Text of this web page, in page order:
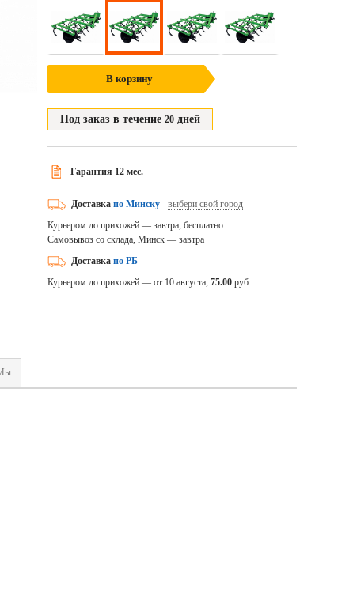
В корзину
Под заказ в течение 20дней
Гарантия 12 мес.
Доставка по Минску- выбери свой город
Курьером до прихожей — завтра, бесплатно
Самовывоз со склада, Минск — завтра
Доставка по РБ
Курьером до прихожей — от 10 августа, 75.00 руб.